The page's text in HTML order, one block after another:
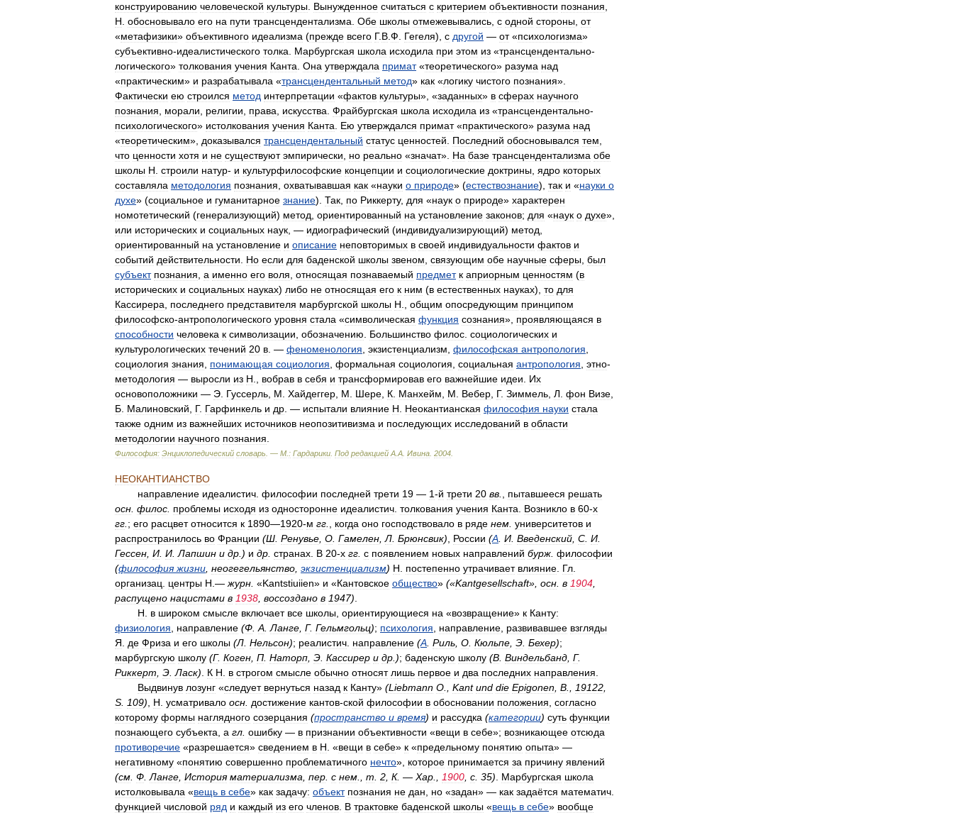
конструированию человеческой культуры Вынужденное считаться с критерием объективности познания
Н обосновывало его на пути трансцендентализма Обе школы отмежевывались с одной стороны от
«метафизики» объективного идеализма (прежде всего Г.В Ф Гегеля), с другой — от«психологизма»
субъективно-идеалистического толка Марбургская школа исходила при этом из «трансцендентально-
логического» толкования учения Канта Она утверждала примат«теоретического» разума над
«практическим» и разрабатывала «трансцендентальный метод» как «логику чистого познания».
Фактически ею строился метод интерпретации «фактов культуры», «заданных» в сферах научного
познания
морали религии права искусства Фрайбургская школа исходила из «трансцендентально-
психологического» истолкования учения Канта Ею утверждался примат«практического» разума над
«теоретическим», доказывался трансцендентальный статус ценностей Последний обосновывался тем
что ценности хотя и не существуют эмпирически но реально «значат». На базе трансцендентализма обе
школы Н строили натур- и культурфилософские концепции и социологические доктрины ядро которых
составляла методология познания охватывавшая как «науки о природе» (естествознание), так и «науки о
духе» (социальное и гуманитарное знание). Так по Риккерту, для «наук о природе» характерен
номотетический (генерализующий) метод ориентированный на установление законов; для «наук о духе»,
или исторических и социальных наук , — идиографический (индивидуализирующий) метод
ориентированный на установление и описание неповторимых в своей индивидуальности фактов и
событий действительности Но если для баденской школы звеном связующим обе научные сферы был
субъект познания а именно его воля относящая познаваемый предмет к априорным ценностям (в
исторических и социальных науках) либо не относящая его к ним (в естественных науках), то для
Кассирера
последнего представителя марбургской школы Н общим опосредующим принципом
философско-антропологического уровня стала «символическая функция сознания», проявляющаяся в
способности человека к символизации обозначению Большинство филос социологических и
культурологических течений 20 в . — феноменология экзистенциализм философская антропология
социология знания понимающая социология формальная социология социальная антропология этно-
методология — выросли из Н вобрав в себя и трансформировав его важнейшие идеи
Их
основоположники — Э Гуссерль М Хайдеггер М Шере К Манхейм М Вебер Г. Зиммель Л фон Визе
Б Малиновский Г. Гарфинкель и др . — испытали влияние Н Неокантианская философия науки стала
также одним из важнейших источников неопозитивизма и последующих исследований в области
методологии научного познания
Философия: Энциклопедический словарь . — М : Гардарики Под редакцией А А Ивина 2004
НЕОКАНТИАНСТВО
направление идеалистич философии последней трети 19 — 1-й трети 20 вв пытавшееся решать
осн филос проблемы исходя из односторонне идеалистич толкования учения Канта Возникло в 60-х
гг ; его расцвет относится к 1890—1920-м гг когда оно господствовало в ряде нем университетов и
распространилось во Франции (Ш Ренувье О Гамелен Л Брюнсвик) России (А И Введенский С И
Гессен И И Лапшин и др ) и др странах В 20-х гг с появлением новых направлений бурж философии
(философия жизни неогегельянство экзистенциализм) Н постепенно утрачивает влияние Гл
организац
центры Н .— журн «Kantstiuiien» и «Кантовское общество» («Kantgesellschaft», осн в 1904
распущено нацистами в 1938 воссоздано в 1947)
Н
в широком смысле включает все школы ориентирующиеся на «возвращение» к Канту:
физиология
направление (Ф А Ланге Г. Гельмгольц); психология направление развивавшее взгляды
Я
де Фриза и его школы (Л Нельсон); реалистич направление (А Риль О Кюльпе Э Бехер);
марбургскую школу (Г. Коген П Наторп Э Кассирер и др ); баденскую школу (В Виндельбанд Г.
Риккерт Э Ласк) К Н в строгом смысле обычно относят лишь первое и два последних направления
Выдвинув лозунг «следует вернуться назад к Канту» (Liеbmann O Kant und die Epigonen B 19122
S
109) H усматривало осн достижение кантов-ской философии в обосновании положения согласно
которому формы наглядного созерцания (пространство и время) и рассудка (категории) суть функции
познающего субъекта а гл ошибку — в признании объективности «вещи в себе»; возникающее отсюда
противоречие «разрешается» сведением в Н . «вещи в себе» к «предельному понятию опыта» —
негативному «понятию совершенно проблематичного нечто», которое принимается за причину явлений
(см Ф Ланге История материализма пер с нем т 2 К. — Хар 1900 с 35) Марбургская школа
истолковывала «вещь в себе» как задачу: объект познания не дан но «задан» — как задаётся математич
функцией числовой ряд и каждый из его членов В трактовке баденской школы «вещь в себе» вообще